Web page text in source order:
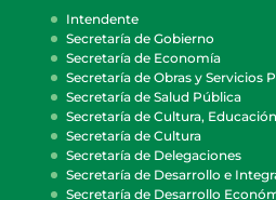
Intendente
Secretaría de Gobierno
Secretaría de Economía
Secretaría de Obras y Servicios
Secretaría de Salud Pública
Secretaría de Cultura,
Secretaría de Cultura
Secretaría de Delegaciones
Secretaría de Desarrollo e
Secretaría de Desarrollo